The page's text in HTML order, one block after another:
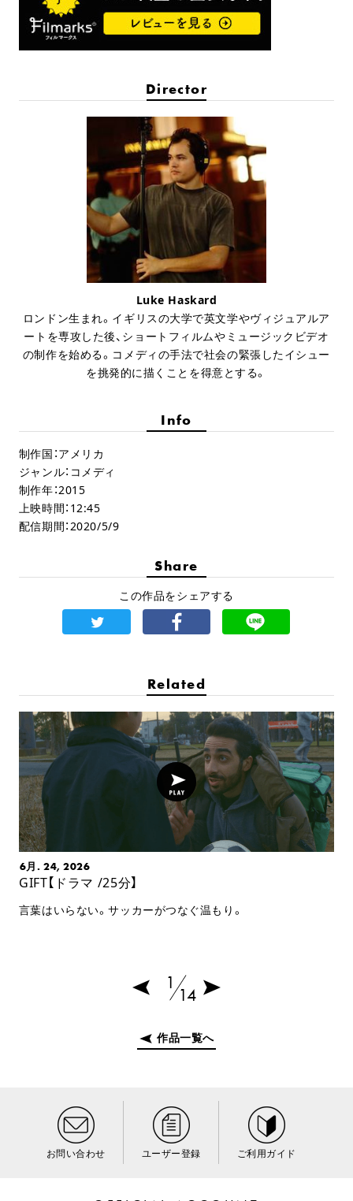
Director
Luke Haskard
ロンドン生まれ。イギリスの大学で英文学やヴィジュアルア
ートを専攻した後、ショートフィルムやミュージックビデオ
の制作を始める。コメディの手法で社会の緊張したイシュー
を挑発的に描くことを得意とする。
Info
制作国：アメリカ
ジャンル：コメディ
制作年：2015
上映時間：12:45
配信期間：2020/5/9
Share
この作品をシェアする
Related
6月. 24, 2026
GIFT【ドラマ /25分】
言葉はいらない。サッカーがつなぐ温もり。
1
14
作品一覧へ
お問い合わせ ユーザー登録 ご利用ガイド